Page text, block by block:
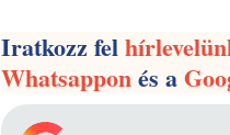
Iratkozz fel
Whatsapponés a